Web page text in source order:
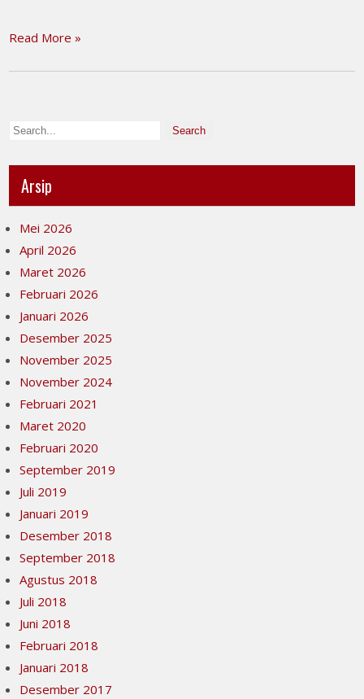
Read More »
Arsip
Mei 2026
April 2026
Maret 2026
Februari 2026
Januari 2026
Desember 2025
November 2025
November 2024
Februari 2021
Maret 2020
Februari 2020
September 2019
Juli 2019
Januari 2019
Desember 2018
September 2018
Agustus 2018
Juli 2018
Juni 2018
Februari 2018
Januari 2018
Desember 2017